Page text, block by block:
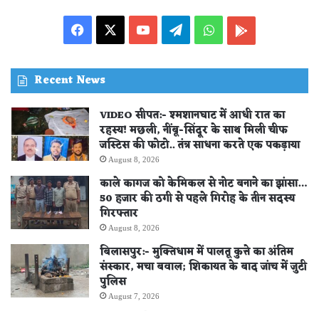
Facebook YouTubeTelegramWhatsApp
Recent News
VIDEO सीपत:- श्मशानघाट में आधी रात का
रहस्य! मछली, नींबू-सिंदूर के साथ मिली चीफ
जस्टिस की फोटो.. तंत्र साधना करते एक पकड़ाया
August 8, 2026
काले कागज को केमिकल से नोट बनाने का झांसा…
50 हजार की ठगी से पहले गिरोह के तीन सदस्य
गिरफ्तार
August 8, 2026
बिलासपुर:- मुक्तिधाम में पालतू कुत्ते का अंतिम
संस्कार, मचा बवाल; शिकायत के बाद जांच में जुटी
पुलिस
August 7, 2026